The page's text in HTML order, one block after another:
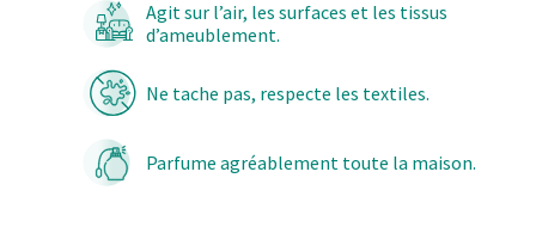
Agit sur l’air, les surfaces et les tissus
d’ameublement.
Ne tache pas, respecte les textiles.
Parfume agréablement toute la maison.